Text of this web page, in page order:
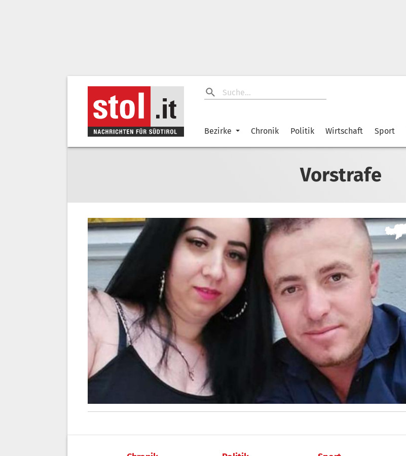
Bezirke Chronik Politik Wirtschaft Sport
Vorstrafe